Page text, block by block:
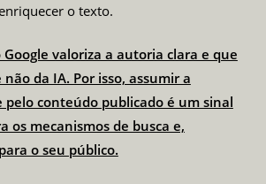
o texto.
Google valoriza a autoria clara e que
da IA. Por isso, assumir a
pelo conteúdo publicado é um sinal
os mecanismos de busca e,
o seu público.